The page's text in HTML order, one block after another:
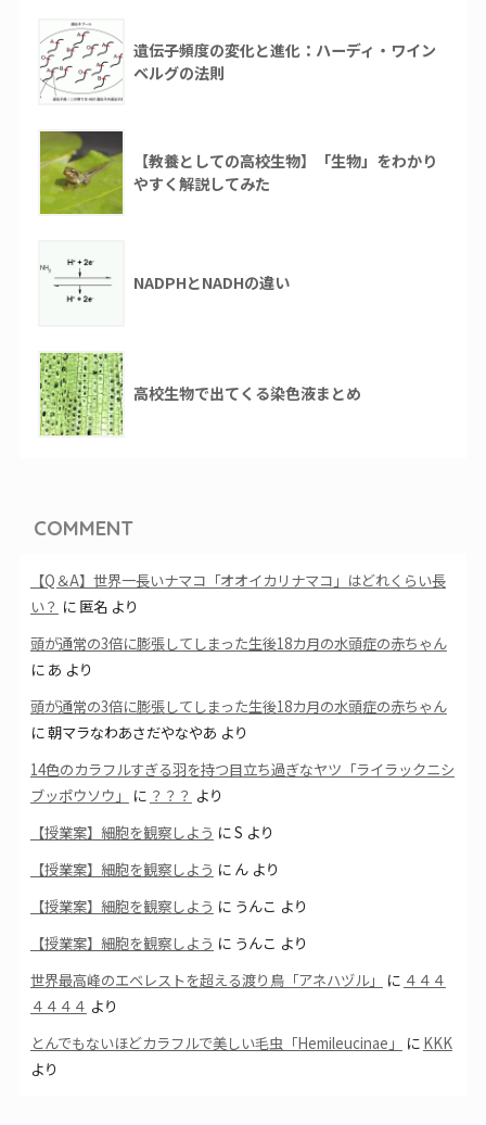
遺伝子頻度の変化と進化：ハーディ・ワイン
ベルグの法則
【教養としての高校生物】「生物」をわかり
やすく解説してみた
NADPHとNADHの違い
高校生物で出てくる染色液まとめ
COMMENT
【Q＆A】世界一長いナマコ「オオイカリナマコ」はどれくらい長
い？ に 匿名より
頭が通常の3倍に膨張してしまった生後18カ月の水頭症の赤ちゃん
に あ より
頭が通常の3倍に膨張してしまった生後18カ月の水頭症の赤ちゃん
に朝マラなわあさだやなやあ より
14色のカラフルすぎる羽を持つ目立ち過ぎなヤツ「ライラックニシ
ブッポウソウ」
に ？？？ より
【授業案】細胞を観察しよう にS より
【授業案】細胞を観察しよう に んより
【授業案】細胞を観察しよう に うんこ より
【授業案】細胞を観察しよう に うんこ より
世界最高峰のエベレストを超える渡り鳥「アネハヅル」
に ４４４
４４４４ より
とんでもないほどカラフルで美しい毛虫「Hemileucinae」
に KKK
より